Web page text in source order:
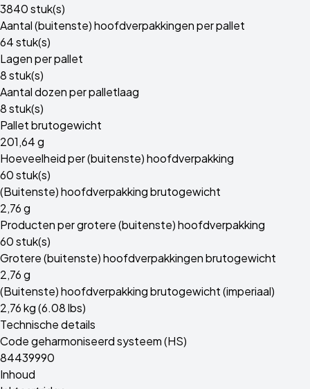
3840 stuk(s)
Aantal (buitenste) hoofdverpakkingen per pallet
64 stuk(s)
Lagen per pallet
8 stuk(s)
Aantal dozen per palletlaag
8 stuk(s)
Pallet brutogewicht
201,64 g
Hoeveelheid per (buitenste) hoofdverpakking
60 stuk(s)
(Buitenste) hoofdverpakking brutogewicht
2,76 g
Producten per grotere (buitenste) hoofdverpakking
60 stuk(s)
Grotere (buitenste) hoofdverpakkingen brutogewicht
2,76 g
(Buitenste) hoofdverpakking brutogewicht (imperiaal)
2,76 kg (6.08 lbs)
Technische details
Code geharmoniseerd systeem (HS)
84439990
Inhoud